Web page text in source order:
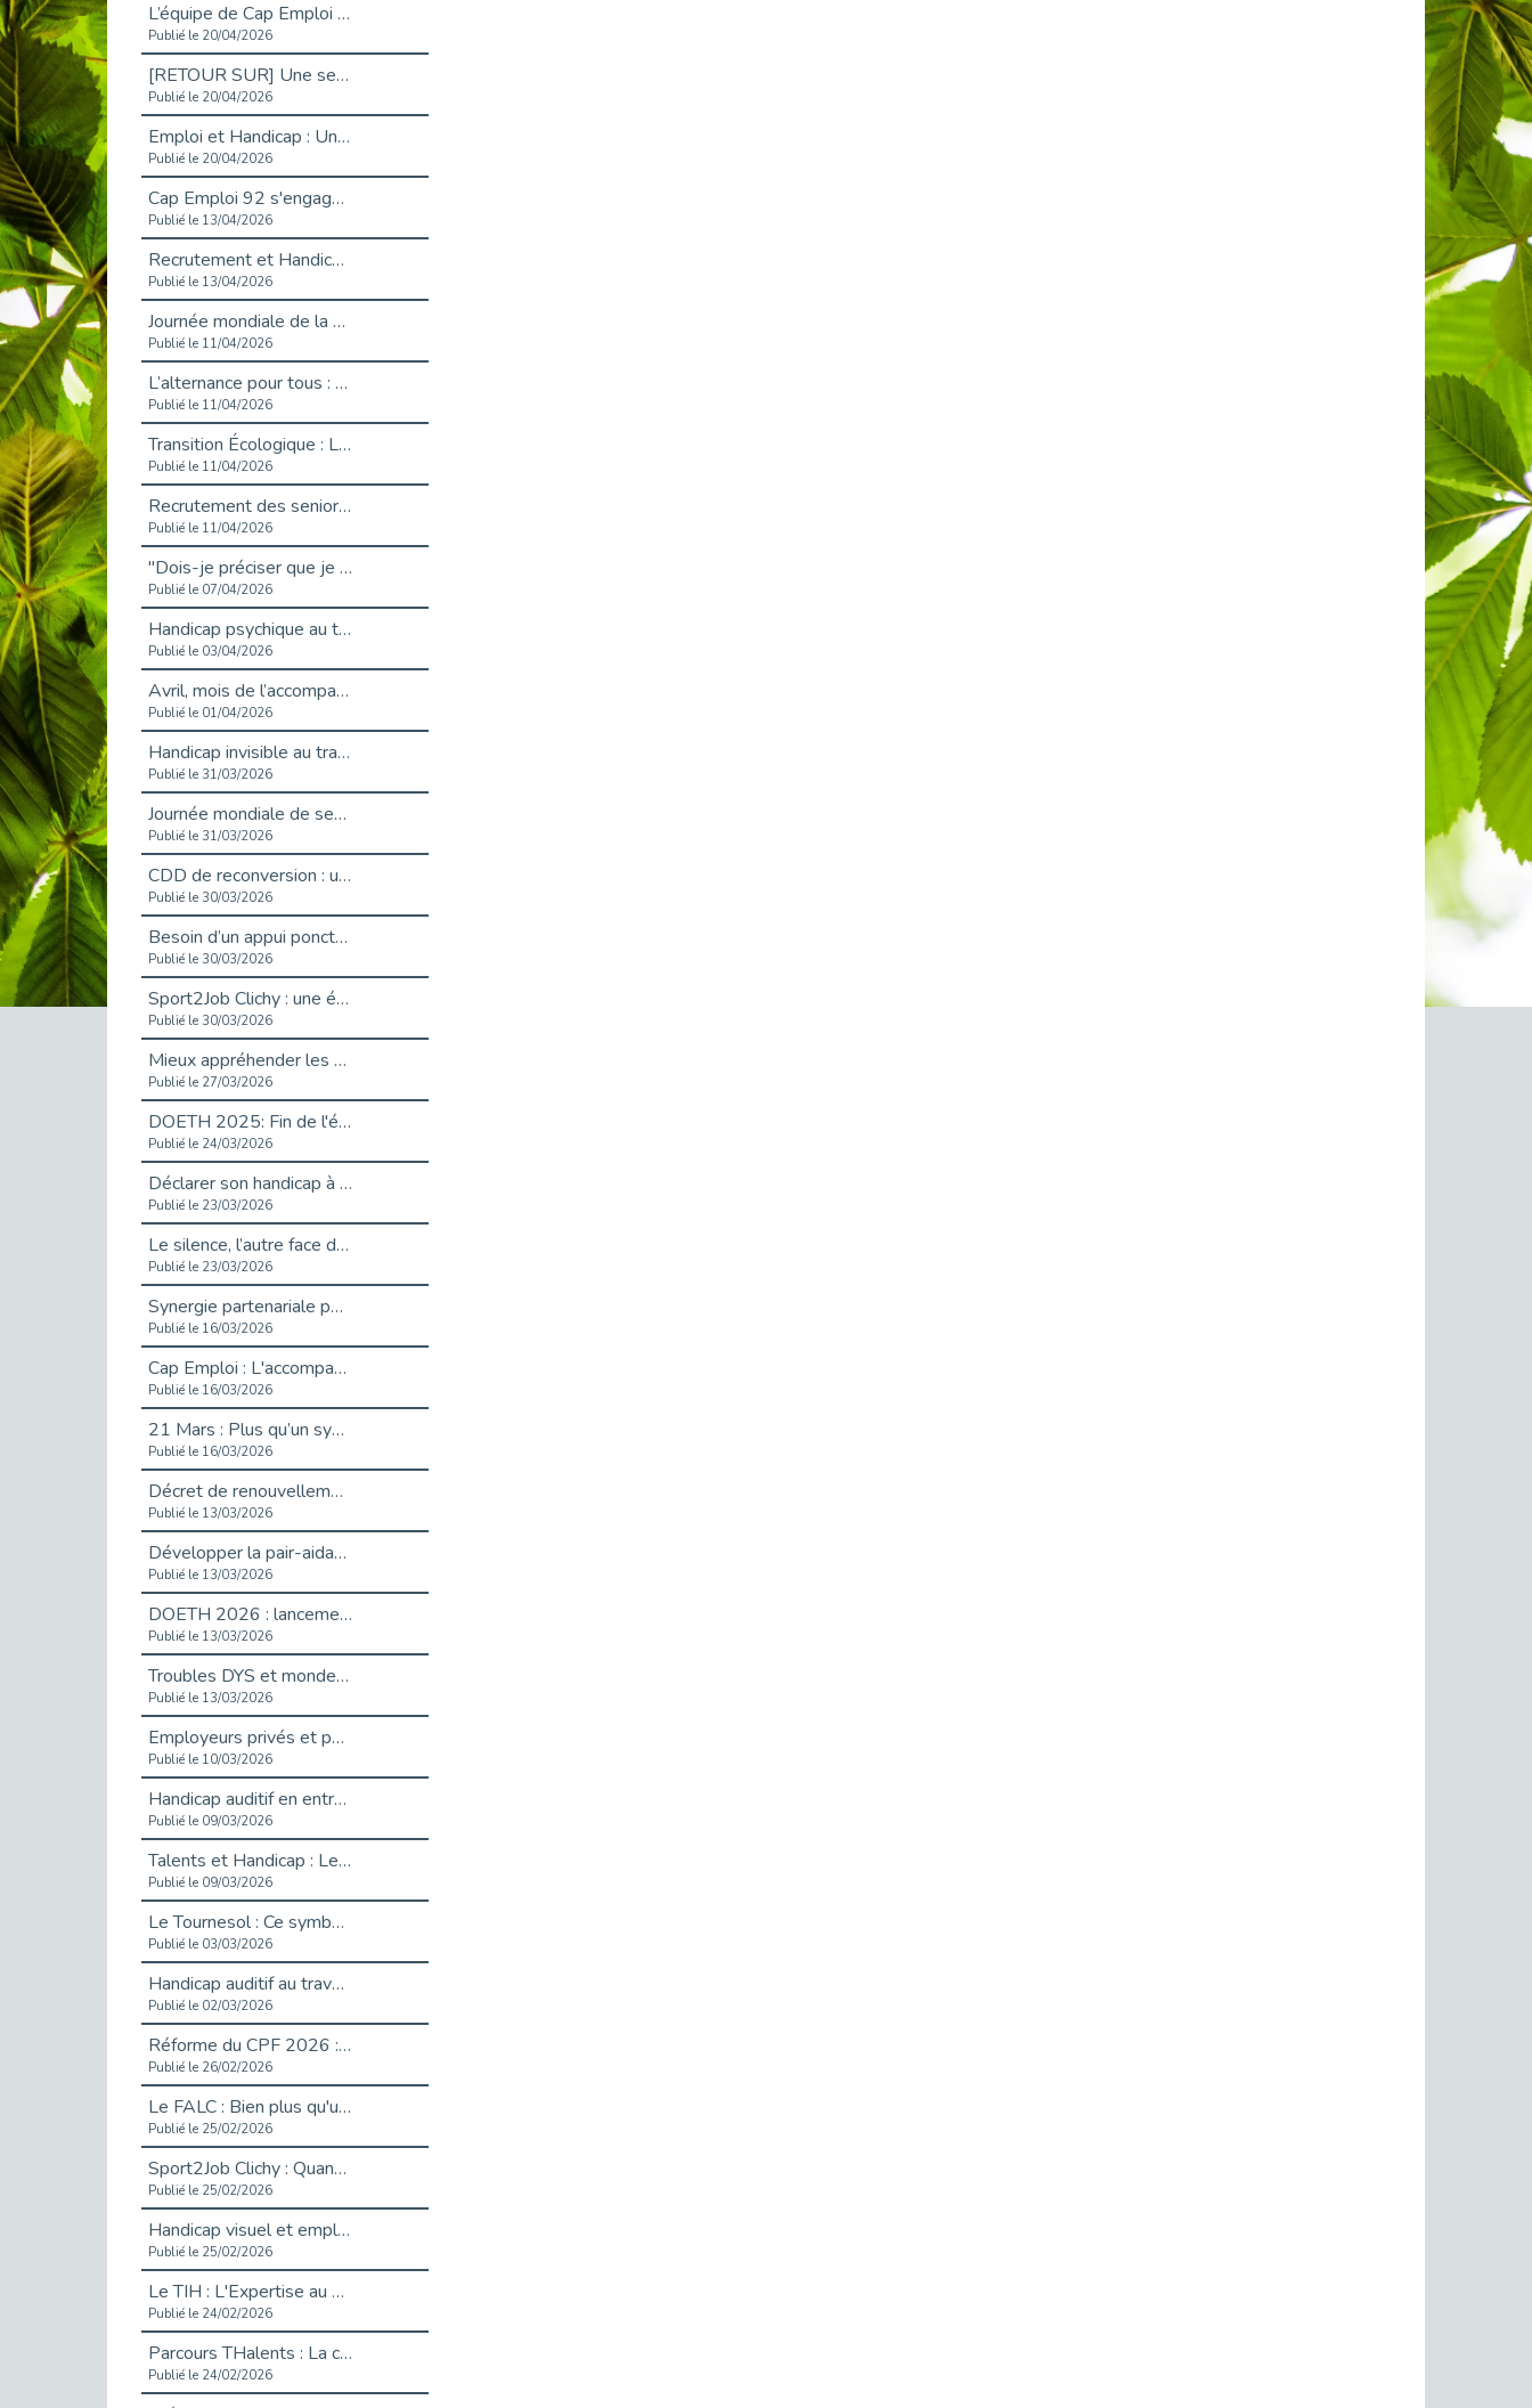
L’équipe de Cap Emploi 92 s’agrandit : Bienvenue à Charmila, Khoudia et Fadila !
Publié le 20/04/2026
[RETOUR SUR] Une session de recrutement inclusive réussie à Asnières !
Publié le 20/04/2026
Emploi et Handicap : Une alliance de style entre Cap Emploi 92 et La Cravate Solidaire
Publié le 20/04/2026
Cap Emploi 92 s'engage pour la santé mentale : La formation PSSM au cœur de l'accompagnement
Publié le 13/04/2026
Recrutement et Handicap : Et si vous testiez avant de vous engager ?
Publié le 13/04/2026
Journée mondiale de la maladie de Parkinson : Mieux comprendre pour mieux accompagner
Publié le 11/04/2026
L’alternance pour tous : Cap Emploi 92 et Seine Ouest Entreprise et Emploi mobilisés à Boulogne-Billancourt
Publié le 11/04/2026
Transition Écologique : Les Cap Emploi 75,92 et 93 s’engagent pour un Numérique Responsable
Publié le 11/04/2026
Recrutement des seniors : Un levier de transformation pour les ETI franciliennes
Publié le 11/04/2026
"Dois-je préciser que je suis handicapé sur mon CV?"
Publié le 07/04/2026
Handicap psychique au travail : et si nous changions de regard - vidéo
Publié le 03/04/2026
Avril, mois de l’accompagnement dans l’emploi avec Cap emploi.
Publié le 01/04/2026
Handicap invisible au travail : se taire ou parler? - vidéo
Publié le 31/03/2026
Journée mondiale de sensibilisation à l’autisme
Publié le 31/03/2026
CDD de reconversion : un nouveau contrat pour sécuriser le changement de métier.
Publié le 30/03/2026
Besoin d’un appui ponctuel expertise handicap ?
Publié le 30/03/2026
Sport2Job Clichy : une édition altoséquanaise avec Cap Emploi 92.
Publié le 30/03/2026
Mieux appréhender les enjeux du handicap singulier en entreprise - vidéo
Publié le 27/03/2026
DOETH 2025: Fin de l'écrêtement
Publié le 24/03/2026
Déclarer son handicap à son employeur : un levier professionnel ?
Publié le 23/03/2026
Le silence, l’autre face du recrutement : un appel au respect des candidats.
Publié le 23/03/2026
Synergie partenariale pour l'Inclusion Professionnelle chez Orange
Publié le 16/03/2026
Cap Emploi : L'accompagnement EXH c’est quoi ?
Publié le 16/03/2026
21 Mars : Plus qu’un symbole, un engagement pour l’inclusion
Publié le 16/03/2026
Décret de renouvellement de l'aide aux employeurs d'apprentis
Publié le 13/03/2026
Développer la pair-aidance en santé mentale : guide pour les employeurs
Publié le 13/03/2026
DOETH 2026 : lancement de la campagne pour les employeurs publics
Publié le 13/03/2026
Troubles DYS et monde du travail : mieux comprendre pour mieux accompagner _ vidéo
Publié le 13/03/2026
Employeurs privés et publics : vigilance face aux démarchages liés à l’OETH en 2026
Publié le 10/03/2026
Handicap auditif en entreprise, aménagements pour sécuriser la communication - vidéo
Publié le 09/03/2026
Talents et Handicap : Le Top 10 des métiers plébiscités dans les Hauts-de-Seine
Publié le 09/03/2026
Le Tournesol : Ce symbole discret qui change la vie des personnes en situation de handicap invisible
Publié le 03/03/2026
Handicap auditif au travail : rendre l’invisible accessible
Publié le 02/03/2026
Réforme du CPF 2026 : Ce qui change ce printemps pour vos droits à la formation
Publié le 26/02/2026
Le FALC : Bien plus qu'une écriture, un levier d'inclusion
Publié le 25/02/2026
Sport2Job Clichy : Quand le terrain devient le plus beau des bureaux
Publié le 25/02/2026
Handicap visuel et emploi : lever les obstacles pour révéler les - vidéo
Publié le 25/02/2026
Le TIH : L'Expertise au Service de l'Inclusion
Publié le 24/02/2026
Parcours THalents : La complémentarité au service de l'Emploi.
Publié le 24/02/2026